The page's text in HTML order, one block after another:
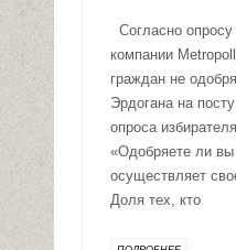
Согласно
компании
граждан не
Эрдогана на
опроса
«Одобряете ли вы
осуществляет
Доля тех, кто